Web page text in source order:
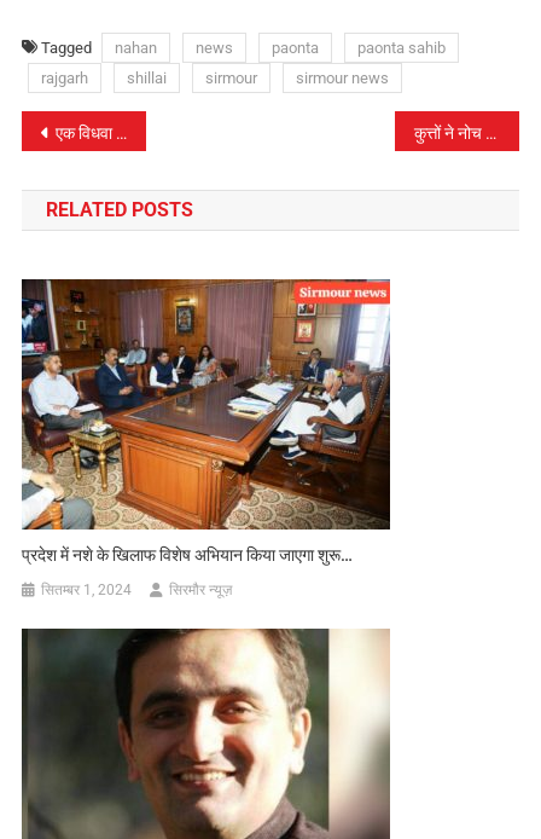
Tagged nahan news paonta
paonta sahib
rajgarh
shillai sirmour sirmour news
पोस्ट
नेविगेशन
एक विधवा की न्याय के लिए दिल्ली में पुकार.. कुत्तों ने नोच कर मार डाले 3 बकरे, एक घायल
RELATED POSTS
प्रदेश में नशे के खिलाफ विशेष अभियान किया जाएगा शुरू…
सितम्बर 1, 2024 सिरमौर न्यूज़